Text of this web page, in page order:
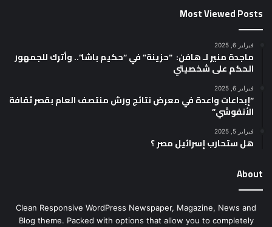
Most Viewed Posts
فبراير 6, 2025
ماجدة منير لـ هافن: “حزينة” في “حكيم باشا”.. وأترك للجمهور
الحكم على شخصيتي
فبراير 6, 2025
“إبداعات واعدة في معرض نتائج ورش منتصف العام بقصر ثقافة
الأنفوشي”
فبراير 5, 2025
هل ستحارب إسرائيل مصر ؟
About
Clean Responsive WordPress Newspaper, Magazine, News and
Blog theme. Packed with options that allow you to completely